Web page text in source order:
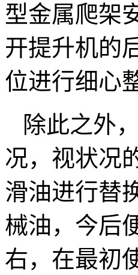
型金属爬架
开提升机的
位进行细心
除此之外
况，视状况
滑油进行替
械油，今后
右，在最初